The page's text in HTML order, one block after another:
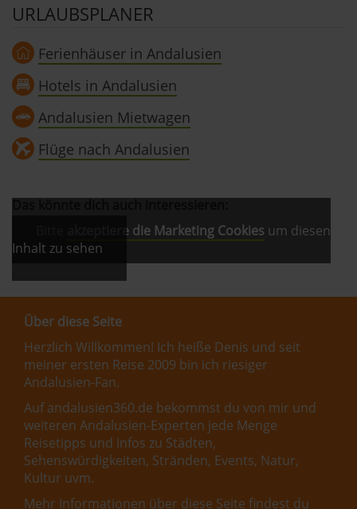
URLAUBSPLANER
Ferienhäuser in Andalusien
Hotels in Andalusien
Andalusien Mietwagen
Flüge nach Andalusien
akzeptiere die Marketing Cookies um diesen
Inhalt zu sehen
Über diese Seite
Herzlich Willkommen! Ich heiße Denis und seit
meiner ersten Reise 2009 bin ich riesiger
Andalusien-Fan.
Auf andalusien360.de bekommst du von mir und
weiteren Andalusien-Experten jede Menge
Reisetipps und Infos zu Städten,
Sehenswürdigkeiten, Stränden, Events, Natur,
Kultur uvm.
Mehr Informationen über diese Seite findest du